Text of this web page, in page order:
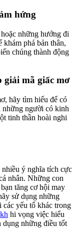
hứng
những hướng đi
phá bản thân,
chúng thành động
giải mã giấc mơ
hãy tìm hiểu để có
những người có kinh
tinh thần hoài nghi
nhiều ý nghĩa tích cực
nhân. Những con
tăng cơ hội may
sử dụng những
các yếu tố khác trong
hi vọng việc hiểu
dụng những điều tốt